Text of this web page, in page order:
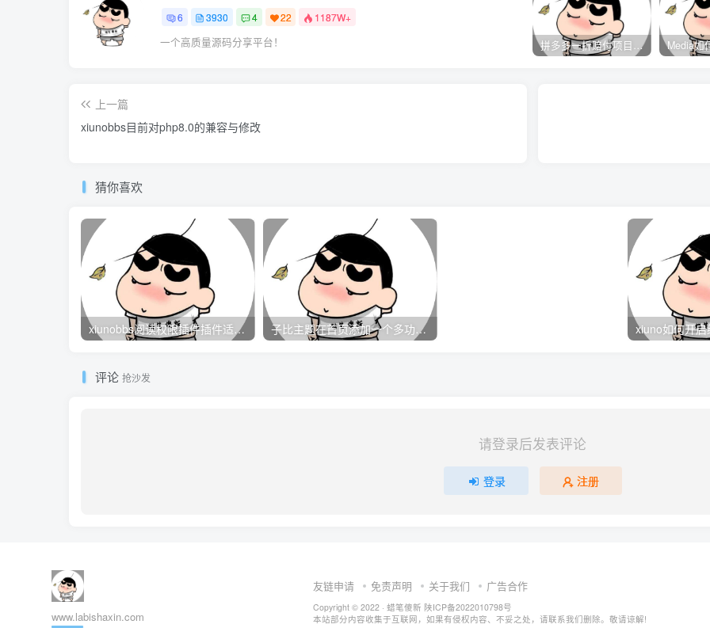
6 3930 4 22 1187W+
一个高质量源码分享平台！ 拼多多一折赔付项目是怎么操作的？
上一篇
xiunobbs目前对php8.0的兼容与修改
猜你喜欢
xiunobbs阅读权限插件插件适配大白编辑器教程 子比主题在首页添加一个多功能导航模块小工具
评论 抢沙发
请登录后发表评论
登录 注册
www.labishaxin.com
友链申请 免责声明 关于我们 广告合作
Copyright © 2022 · 蜡笔傻新 陕ICP备2022010798号
本站部分内容收集于互联网，如果有侵权内容、不妥之处，请联系我们删除。敬请谅解!